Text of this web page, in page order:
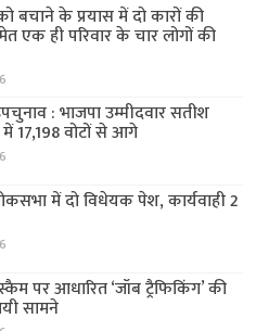
बचाने के प्रयास में दो कारों की
एक ही परिवार के चार लोगों की
: भाजपा उम्मीदवार सतीश
17,198 वोटों से आगे
में दो विधेयक पेश, कार्यवाही 2
पर आधारित ‘जॉब ट्रैफिकिंग’ की
सामने